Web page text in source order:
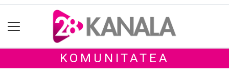
KOMUNITATEA